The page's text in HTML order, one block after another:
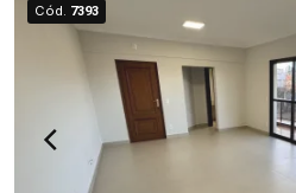
Cód. 7393